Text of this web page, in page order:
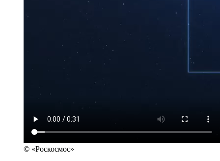
© «Роскосмос»